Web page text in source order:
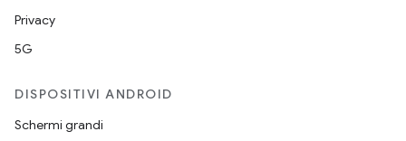
Privacy
5G
DISPOSITIVI ANDROID
Schermi grandi